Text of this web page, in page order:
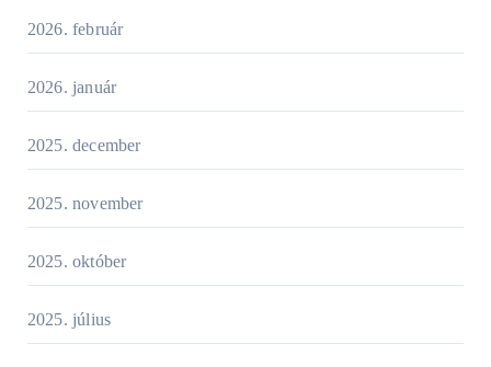
2026. február
2026. január
2025. december
2025. november
2025. október
2025. július